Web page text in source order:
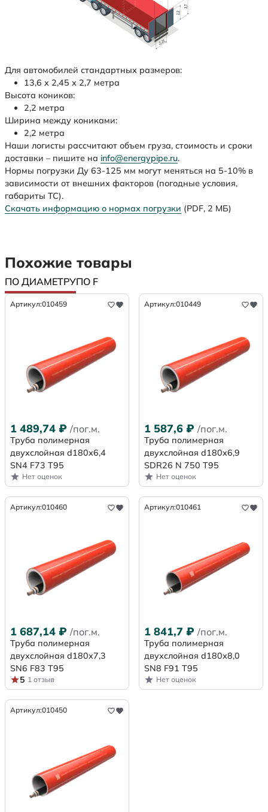
Для автомобилей стандартных размеров:
13,6 х 2,45 х 2,7 метра
Высота коников:
2,2 метра
Ширина между кониками:
2,2 метра
Наши логисты рассчитают объем груза, стоимость и сроки
доставки – пишите на info@energypipe.ru.
Нормы погрузки Ду 63-125 мм могут меняться на 5-10% в
зависимости от внешних факторов (погодные условия,
габариты ТС).
Скачать информацию о нормах погрузки (PDF, 2 МБ)
Похожие товары
ПО ДИАМЕТРУПО F
Артикул:010459
1 489,74 ₽ /пог.м.
Труба полимерная
двухслойная d180х6,4
SN4 F73 Т95
Нет оценок
Артикул:010449
1 587,6 ₽ /пог.м.
Труба полимерная
двухслойная d180x6,9
SDR26 N 750 Т95
Нет оценок
Артикул:010460
1 687,14 ₽ /пог.м.
Труба полимерная
двухслойная d180х7,3
SN6 F83 Т95
5 1 отзыв
Артикул:010461
1 841,7 ₽ /пог.м.
Труба полимерная
двухслойная d180х8,0
SN8 F91 Т95
Нет оценок
Артикул:010450